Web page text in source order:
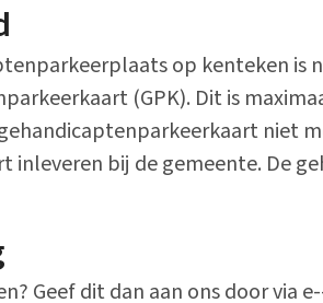
op kenteken is
(GPK). Dit is
niet
inleveren bij de gemeente. De
Geef dit dan aan ons door via